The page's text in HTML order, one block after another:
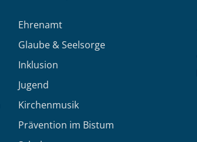
Ehrenamt
Glaube & Seelsorge
Inklusion
Jugend
Kirchenmusik
Prävention im Bistum